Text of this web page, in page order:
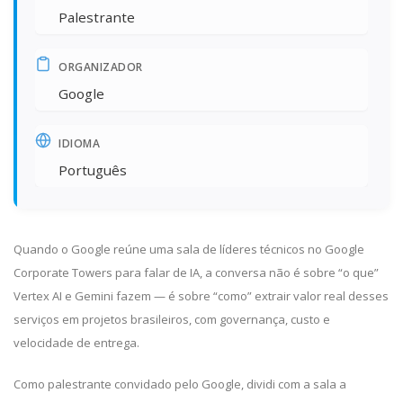
Palestrante
ORGANIZADOR
Google
IDIOMA
Português
Quando o Google reúne uma sala de líderes técnicos no Google
Corporate Towers para falar de IA, a conversa não é sobre “o que”
Vertex AI e Gemini fazem — é sobre “como” extrair valor real desses
serviços em projetos brasileiros, com governança, custo e
velocidade de entrega.
Como palestrante convidado pelo Google, dividi com a sala a